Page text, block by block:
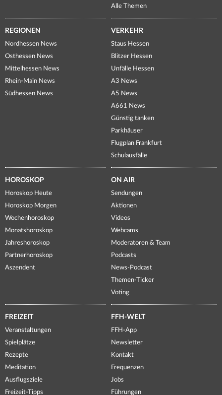
Alle Themen
REGIONEN
Nordhessen News
Osthessen News
Mittelhessen News
Rhein-Main News
Südhessen News
VERKEHR
Staus Hessen
Blitzer Hessen
Unfälle Hessen
A3 News
A5 News
A661 News
Günstig tanken
Parkhäuser
Flugplan Frankfurt
Schulausfälle
HOROSKOP
Horoskop Heute
Horoskop Morgen
Wochenhoroskop
Monatshoroskop
Jahreshoroskop
Partnerhoroskop
Aszendent
ON AIR
Sendungen
Aktionen
Videos
Webcams
Moderatoren & Team
Podcasts
News-Podcast
Themen-Ticker
Voting
FREIZEIT
Veranstaltungen
Spielplätze
Rezepte
Meditation
Ausflugsziele
Freizeit-Tipps
FFH-WELT
FFH-App
Newsletter
Kontakt
Frequenzen
Jobs
Führungen